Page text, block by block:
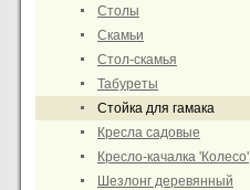
Столы
Скамьи
Стол-скамья
Табуреты
Стойка для гамака
Кресла садовые
Кресло-качалка 'Колесо'
Шезлонг деревянный